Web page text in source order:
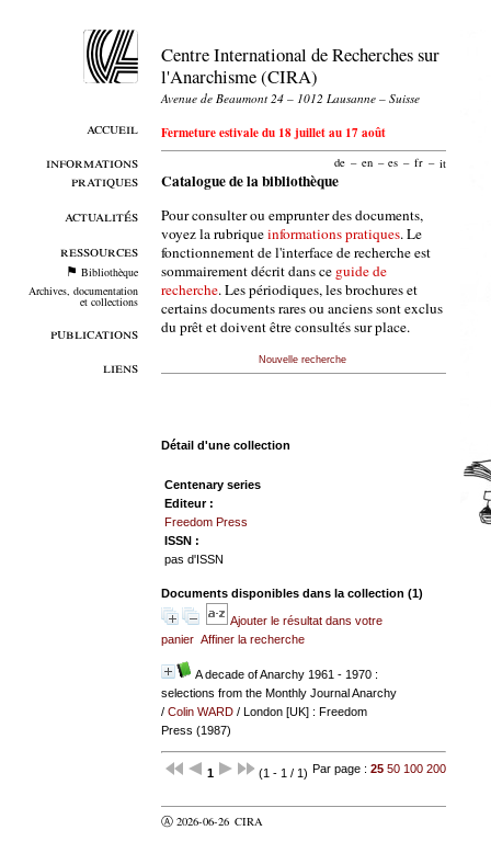
accueil
informations
pratiques
actualités
ressources
Bibliothèque
Archives, documentation
et collections
publications
liens
Centre International de Recherches sur
l'Anarchisme (CIRA)
Avenue de Beaumont 24 – 1012 Lausanne – Suisse
Fermeture estivale du 18 juillet au 17 août
de – en – es – fr – it
Catalogue de la bibliothèque
Pour consulter ou emprunter des documents,
voyez la rubriqueinformations pratiques. Le
fonctionnement de l'interface de recherche est
sommairement décrit dans ce guide de
recherche. Les périodiques, les brochures et
certains documents rares ou anciens sont exclus
du prêt et doivent être consultés sur place.
Nouvelle recherche
Détail d'une collection
Centenary series
Editeur :
Freedom Press
ISSN :
pas d'ISSN
Documents disponibles dans la collection (1)
Ajouter le résultat dans votre
panier Affiner la recherche
A decade of Anarchy 1961 - 1970 :
selections from the Monthly Journal Anarchy
/ Colin WARD/ London [UK] : Freedom
Press (1987)
1 (1 - 1 / 1) Par page : 25 50 100 200
Ⓐ 2026-06-26 CIRA